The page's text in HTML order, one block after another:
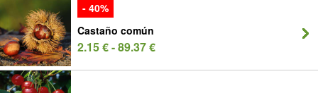
- 40%
Castaño común
2.15 € - 89.37 €